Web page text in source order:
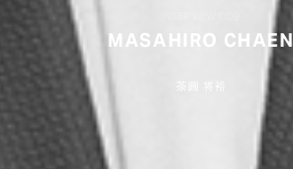
MASAHIRO CHAEN
茶圓 将裕